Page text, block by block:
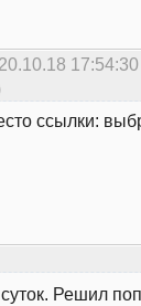
17:54:30
ссылки:
Решил